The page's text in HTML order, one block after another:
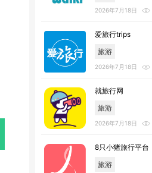
2026年7月18日
爱旅行trips
旅游
2026年7月18日
就旅行网
旅游
2026年7月18日
8只小猪旅行平台
旅游